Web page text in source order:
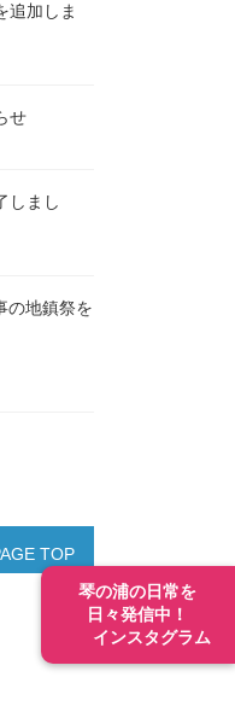
琴の浦の日常を
日々発信中！
インスタグラム
追加しま
せ
しまし
の地鎮祭を
TOP